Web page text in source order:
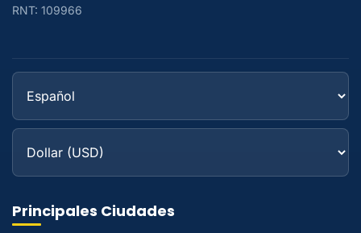
RNT: 109966
Principales Ciudades